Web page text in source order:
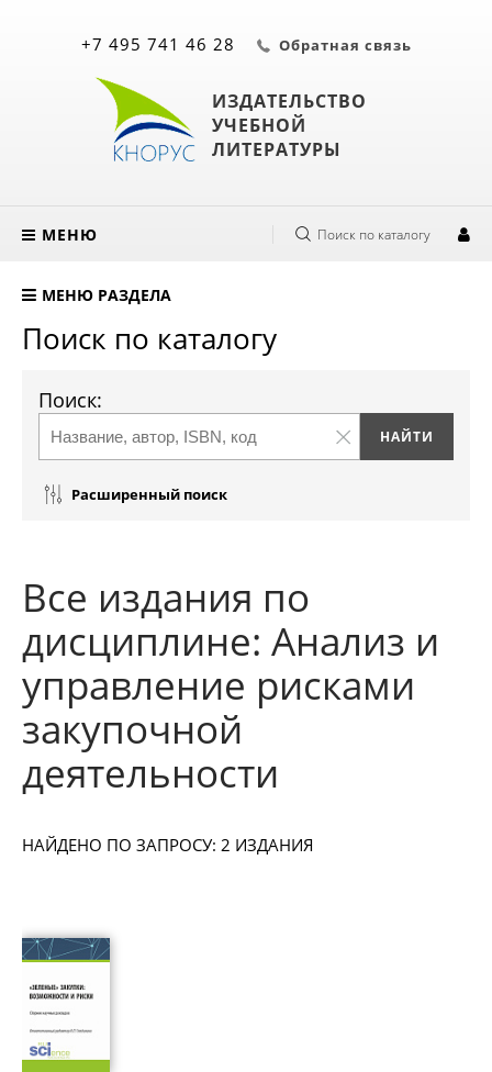
ИЗДАТЕЛЬСТВО
УЧЕБНОЙ
ЛИТЕРАТУРЫ
+7 495 741 46 28 Обратная связь
МЕНЮ Поиск по каталогу
МЕНЮ РАЗДЕЛА
Поиск по каталогу
Поиск:
Расширенный поиск
Все издания по
дисциплине: Анализ и
управление рисками
закупочной
деятельности
НАЙДЕНО ПО ЗАПРОСУ: 2 ИЗДАНИЯ